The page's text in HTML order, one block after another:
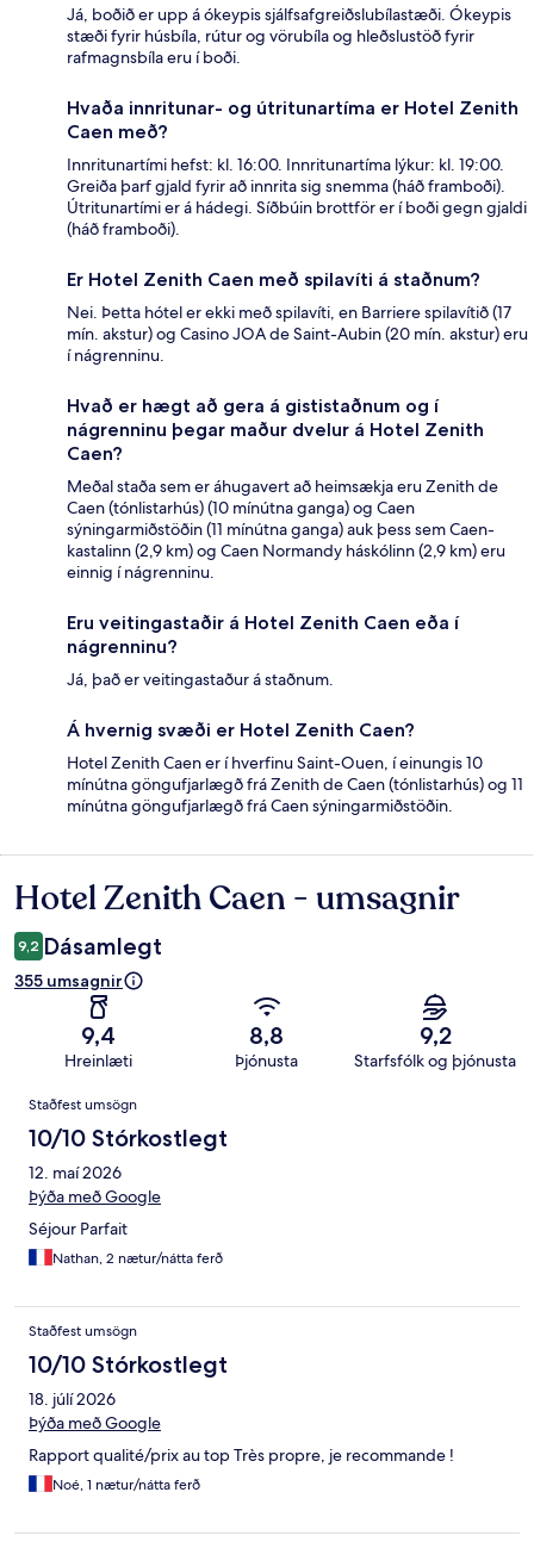
Já, boðið er upp á ókeypis sjálfsafgreiðslubílastæði. Ókeypis
stæði fyrir húsbíla, rútur og vörubíla og hleðslustöð fyrir
rafmagnsbíla eru í boði.
Hvaða innritunar- og útritunartíma er Hotel Zenith
Caen með?
Innritunartími hefst: kl. 16:00. Innritunartíma lýkur: kl. 19:00.
Greiða þarf gjald fyrir að innrita sig snemma (háð framboði).
Útritunartími er á hádegi. Síðbúin brottför er í boði gegn gjaldi
(háð framboði).
Er Hotel Zenith Caen með spilavíti á staðnum?
Nei. Þetta hótel er ekki með spilavíti, en Barriere spilavítið (17
mín. akstur) og Casino JOA de Saint-Aubin (20 mín. akstur) eru
í nágrenninu.
Hvað er hægt að gera á gististaðnum og í
nágrenninu þegar maður dvelur á Hotel Zenith
Caen?
Meðal staða sem er áhugavert að heimsækja eru Zenith de
Caen (tónlistarhús) (10 mínútna ganga) og Caen
sýningarmiðstöðin (11 mínútna ganga) auk þess sem Caen-
kastalinn (2,9 km) og Caen Normandy háskólinn (2,9 km) eru
einnig í nágrenninu.
Eru veitingastaðir á Hotel Zenith Caen eða í
nágrenninu?
Já, það er veitingastaður á staðnum.
Á hvernig svæði er Hotel Zenith Caen?
Hotel Zenith Caen er í hverfinu Saint-Ouen, í einungis 10
mínútna göngufjarlægð frá Zenith de Caen (tónlistarhús) og 11
mínútna göngufjarlægð frá Caen sýningarmiðstöðin.
Umsagnir
Hotel Zenith Caen - umsagnir
9,2 Dásamlegt
355 umsagnir
9,4
Hreinlæti
8,8
Þjónusta
9,2
Starfsfólk og þjónusta
Umsagnir
Staðfest umsögn
10/10 Stórkostlegt
12. maí 2026
Þýða með Google
Séjour Parfait
Nathan, 2 nætur/nátta ferð
Staðfest umsögn
10/10 Stórkostlegt
18. júlí 2026
Þýða með Google
Rapport qualité/prix au top Très propre, je recommande !
Noé, 1 nætur/nátta ferð